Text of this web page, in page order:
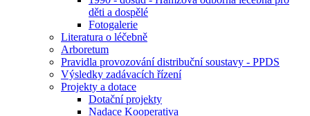
děti a dospělé
Fotogalerie
Literatura o léčebně
Arboretum
Pravidla provozování distribuční soustavy - PPDS
Výsledky zadávacích řízení
Projekty a dotace
Dotační projekty
Nadace Kooperativa